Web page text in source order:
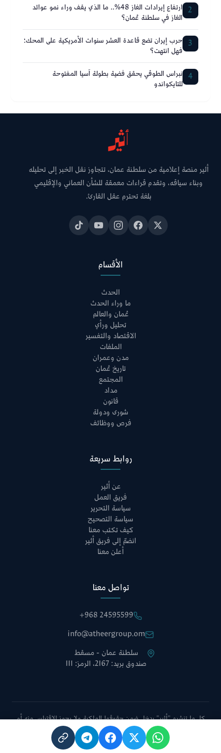
2 ارتفاع إيرادات الغاز 48%.. ما الذي يقف وراء نمو عوائد
الغاز في سلطنة عُمان؟
3 حرب إيران تضع قاعدة العشر سنوات الأمريكية على المحك؛
فهل انتهت؟
4 نبراس الطوقي يحقق فضية بطولة آسيا المفتوحة
للتايكواندو
أثير منصة إعلامية من سلطنة عمان، تتجاوز نقل الخبر إلى تحليله
وبناء سياقه، وتقدم قراءات معمقة للشأن العماني والإقليمي
بلغة تحترم عقل القارئ.
الأقسام
الحدث
ما وراء الحدث
عُمان والعالم
تحليل ورأي
الاقتصاد والتفسير
الملفات
مدن وعمران
تاريخ عُمان
المجتمع
مداد
قانون
شورى ودولة
فرص ووظائف
روابط سريعة
عن أثير
فريق العمل
سياسة التحرير
سياسة التصحيح
كيف تكتب معنا
انضمّ إلى فريق أثير
أعلن معنا
تواصل معنا
+968 24595599
info@atheergroup.om
سلطنة عمان - مسقط
صندوق بريد: 2167، الرمز: 111
كل ما تنشره "أثير" يدخل ضمن حقوقها الملكية ولا يجوز الاقتباس منه أو
نقله دون الإشارة إلى الموقع أو أخذ موافقة إدارة التحرير.
سياسة الخصوصية الشروط والأحكامخريطة الموقع